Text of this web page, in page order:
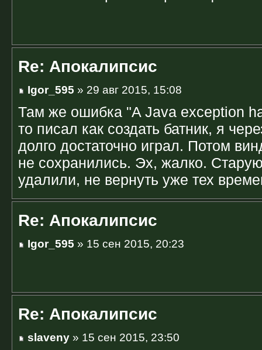
Re: Апокалипсис
Igor_595 » 29 авг 2015, 15:08
Там же ошибка "A Java exception
то писал как создать батник, я
долго достаточно играл. Потом
не сохранились. Эх, жалко.
удалили, не вернуть уже тех
Re: Апокалипсис
Igor_595 » 15 сен 2015, 20:23
Re: Апокалипсис
slaveny » 15 сен 2015, 23:50